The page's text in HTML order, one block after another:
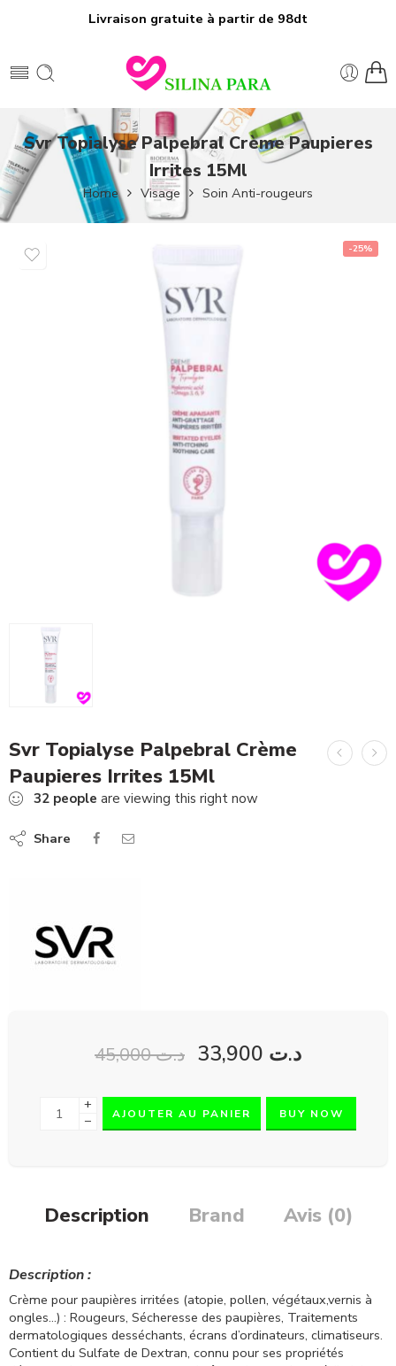
Livraison gratuite à partir de 98dt
Svr Topialyse Palpebral Crème Paupieres
Irrites 15Ml
Home Visage Soin Anti-rougeurs
-25%
Svr Topialyse Palpebral Crème
Paupieres Irrites 15Ml
32 people are viewing this right now
Share
د.ت45,000 د.ت
+
−
AJOUTER AU PANIER BUY NOW
Description Brand Avis (0)
Description :
Crème pour paupières irritées (atopie, pollen, végétaux,vernis à
ongles…) : Rougeurs, Sécheresse des paupières, Traitements
dermatologiques desséchants, écrans d’ordinateurs, climatiseurs.
Contient du Sulfate de Dextran, connu pour ses propriétés